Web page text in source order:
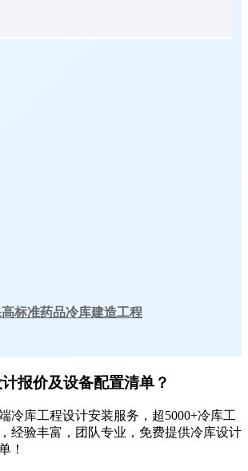
标准药品冷库建造工程
报价及设备配置清单？
冷库工程设计安装服务，超5000+冷库工
经验丰富，团队专业，免费提供冷库设计
！